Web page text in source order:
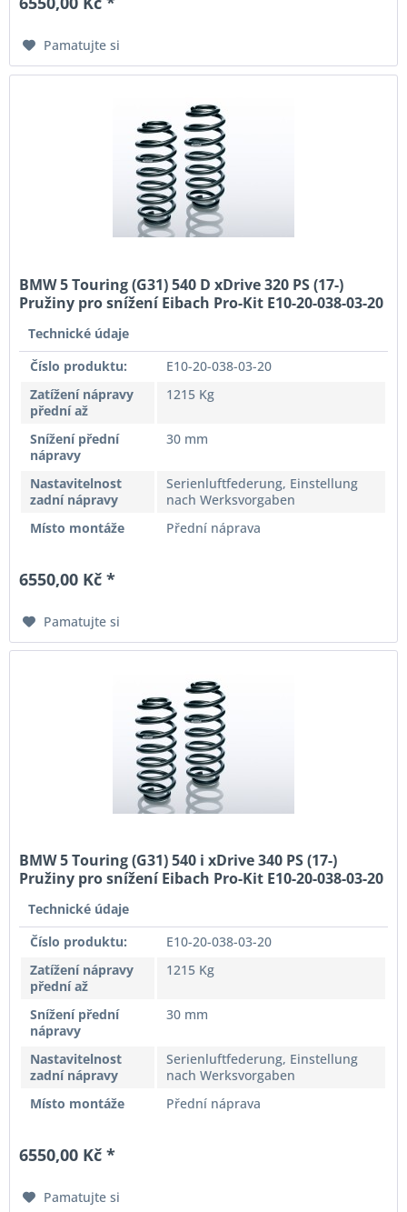
Pamatujte si
BMW 5 Touring (G31) 540 D xDrive 320 PS (17-)
Pružiny pro snížení Eibach Pro-Kit E10-20-038-03-20
Technické údaje
Číslo produktu:
E10-20-038-03-20
Zatížení nápravy
přední až
1215 Kg
Snížení přední
nápravy
30 mm
Nastavitelnost
zadní nápravy
Serienluftfederung, Einstellung
nach Werksvorgaben
Místo montáže
Přední náprava
6550,00 Kč *
Pamatujte si
BMW 5 Touring (G31) 540 i xDrive 340 PS (17-)
Pružiny pro snížení Eibach Pro-Kit E10-20-038-03-20
Technické údaje
Číslo produktu:
E10-20-038-03-20
Zatížení nápravy
přední až
1215 Kg
Snížení přední
nápravy
30 mm
Nastavitelnost
zadní nápravy
Serienluftfederung, Einstellung
nach Werksvorgaben
Místo montáže
Přední náprava
6550,00 Kč *
Pamatujte si